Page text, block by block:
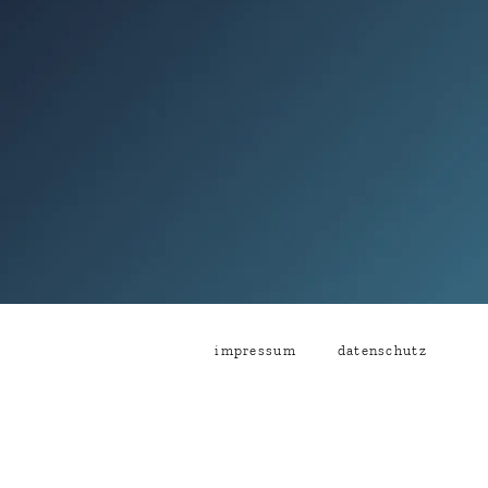
impressum datenschutz